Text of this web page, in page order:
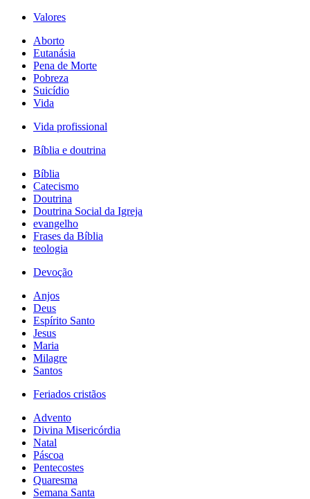
Valores
Aborto
Eutanásia
Pena de Morte
Pobreza
Suicídio
Vida
Vida profissional
Bíblia e doutrina
Bíblia
Catecismo
Doutrina
Doutrina Social da Igreja
evangelho
Frases da Bíblia
teologia
Devoção
Anjos
Deus
Espírito Santo
Jesus
Maria
Milagre
Santos
Feriados cristãos
Advento
Divina Misericórdia
Natal
Páscoa
Pentecostes
Quaresma
Semana Santa